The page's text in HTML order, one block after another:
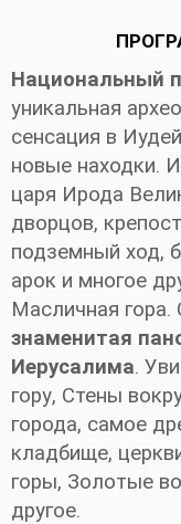
Национальный
уникальная
сенсация в
новые находки.
царя Ирода
дворцов,
подземный ход,
арок и многое
Масличная гора.
знаменитая
Иерусалима.
гору, Стены
города, самое
кладбище,
горы, Золотые
другое.